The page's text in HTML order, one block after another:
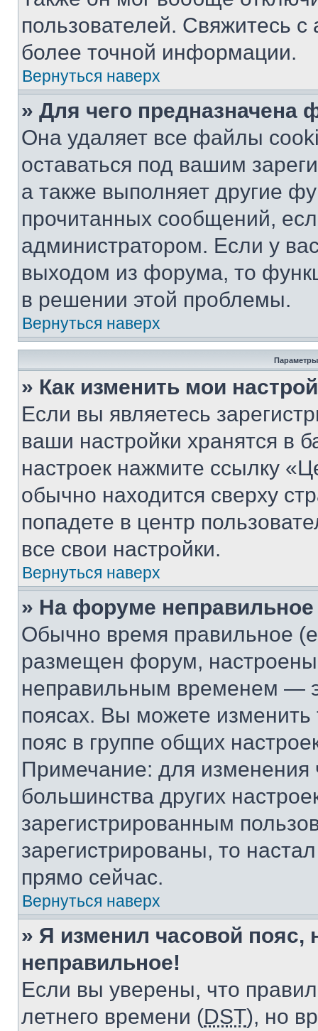
пользователей. Свяжитесь
более точной информации.
Вернуться наверх
» Для чего предназначена
Она удаляет все файлы
оставаться под вашим
а также выполняет другие
прочитанных сообщений,
администратором. Если у
выходом из форума, то
в решении этой проблемы.
Вернуться наверх
Параметры
» Как изменить мои
Если вы являетесь
ваши настройки хранятся в
настроек нажмите ссылку
обычно находится сверху
попадете в центр
все свои настройки.
Вернуться наверх
» На форуме
Обычно время правильное
размещен форум, настроены
неправильным временем —
поясах. Вы можете изменить
пояс в группе общих
Примечание: для изменения
большинства других
зарегистрированным
зарегистрированы, то
прямо сейчас.
Вернуться наверх
» Я изменил часовой пояс,
неправильное!
Если вы уверены, что
летнего времени (DST), но